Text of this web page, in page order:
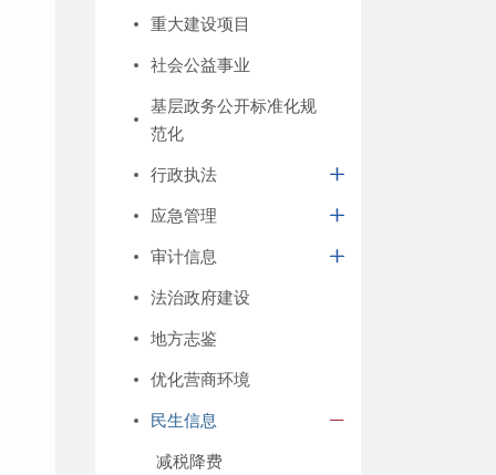
重大建设项目
社会公益事业
基层政务公开标准化规
范化
行政执法
应急管理
审计信息
法治政府建设
地方志鉴
优化营商环境
民生信息
减税降费